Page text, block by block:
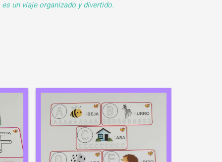
un viaje organizado y divertido.